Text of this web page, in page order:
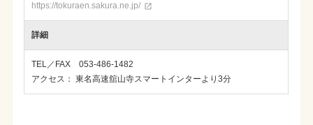
https://tokuraen.sakura.ne.jp/ 
詳細
TEL／FAX 053-486-1482
アクセス： 東名高速舘山寺スマートインターより3分